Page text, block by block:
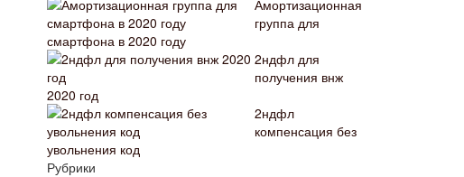
Амортизационная
группа для
смартфона в 2020 году
2ндфл для
получения внж
2020 год
2ндфл
компенсация без
увольнения код
Рубрики